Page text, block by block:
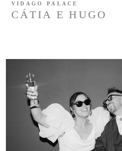
CÁTIA E HUGO
VIDAGO PALACE